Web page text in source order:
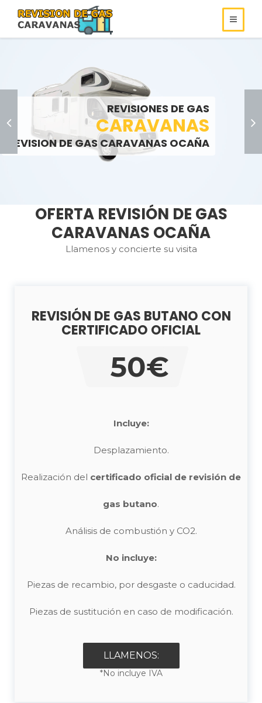
REVISIONES DE GAS
CARAVANAS
REVISION DE GAS CARAVANAS OCAÑA
>
REVISIONES DE
GAS
AUTOCARAVANAS
LLAMENOS:
REVISIONES DE GAS
ROULOTS
SOMOS ESPECIALISTAS EN
REVISIONES DE GAS
LLAMENOS:
OFERTA REVISIÓN DE GAS
CARAVANAS OCAÑA
Llamenos y concierte su visita
REVISIÓN DE GAS BUTANO CON
CERTIFICADO OFICIAL
50€
Incluye:
Desplazamiento.
Realización del certificado oficial de revisión de
gas butano.
Análisis de combustión y CO2.
No incluye:
Piezas de recambio, por desgaste o caducidad.
Piezas de sustitución en caso de modificación.
LLAMENOS:
*No incluye IVA